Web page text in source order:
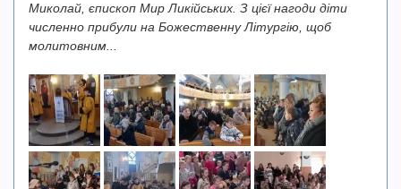
Миколай, єпископ Мир Ликійських. З цієї нагоди діти
численно прибули на Божественну Літургію, щоб
молитовним...